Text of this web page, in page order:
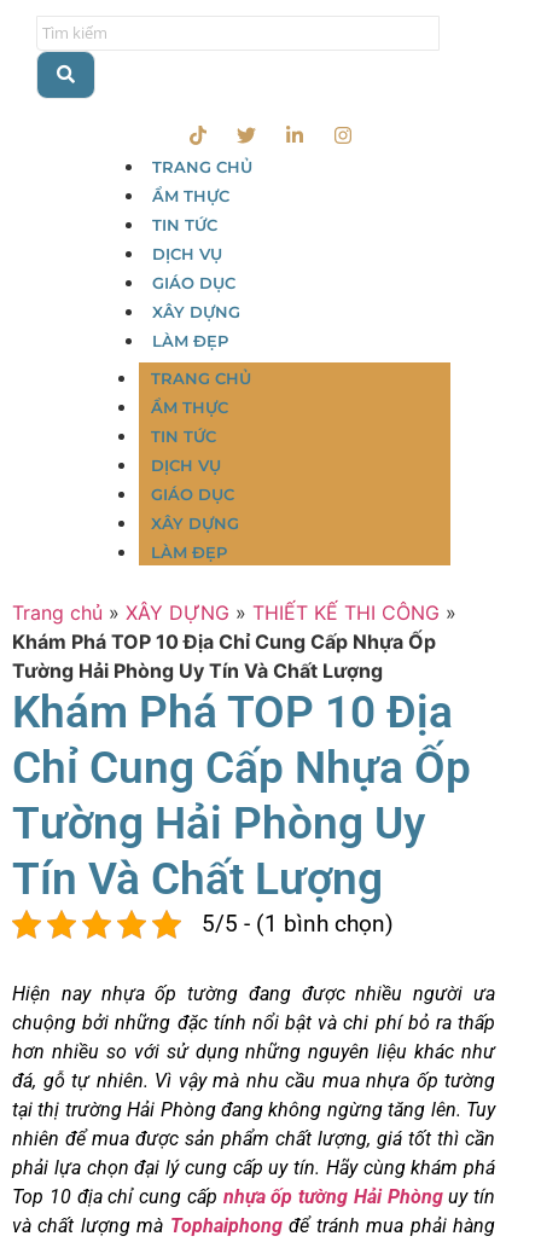
TRANG CHỦ
ẨM THỰC
TIN TỨC
DỊCH VỤ
GIÁO DỤC
XÂY DỰNG
LÀM ĐẸP
TRANG CHỦ
ẨM THỰC
TIN TỨC
DỊCH VỤ
GIÁO DỤC
XÂY DỰNG
LÀM ĐẸP
Trang chủ » XÂY DỰNG » THIẾT KẾ THI CÔNG »
Khám Phá TOP 10 Địa Chỉ Cung Cấp Nhựa Ốp
Tường Hải Phòng Uy Tín Và Chất Lượng
Khám Phá TOP 10 Địa
Chỉ Cung Cấp Nhựa Ốp
Tường Hải Phòng Uy
Tín Và Chất Lượng
5/5 - (1 bình chọn)
Hiện nay nhựa ốp tường đang được nhiều người ưa
chuộng bởi những đặc tính nổi bật và chi phí bỏ ra thấp
hơn nhiều so với sử dụng những nguyên liệu khác như
đá, gỗ tự nhiên. Vì vậy mà nhu cầu mua nhựa ốp tường
tại thị trường Hải Phòng đang không ngừng tăng lên. Tuy
nhiên để mua được sản phẩm chất lượng, giá tốt thì cần
phải lựa chọn đại lý cung cấp uy tín. Hãy cùngkhám phá
Top 10 địa chỉ cung cấp nhựa ốp tường Hải Phònguy tín
và chất lượng mà Tophaiphongđể tránh mua phải hàng